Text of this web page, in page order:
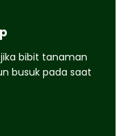
bibit tanaman
busuk pada saat